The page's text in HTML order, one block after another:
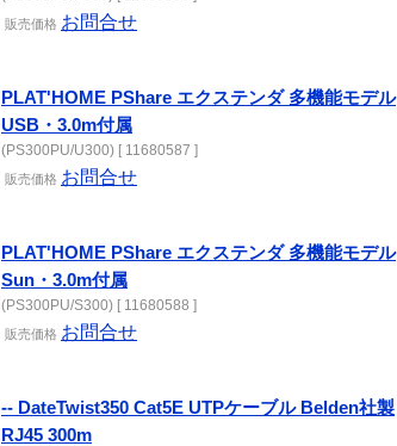
販売価格 お問合せ
PLAT'HOME PShare エクステンダ 多機能モデル
USB・3.0m付属
(PS300PU/U300) [ 11680587 ]
販売価格 お問合せ
PLAT'HOME PShare エクステンダ 多機能モデル
Sun・3.0m付属
(PS300PU/S300) [ 11680588 ]
販売価格 お問合せ
-- DateTwist350 Cat5E UTPケーブル Belden社製
RJ45 300m